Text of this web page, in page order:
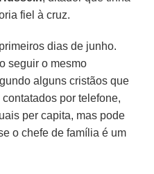
fiel à cruz.
dias de junho.
seguir o mesmo
alguns cristãos que
por telefone,
per capita, mas pode
o chefe de família é um